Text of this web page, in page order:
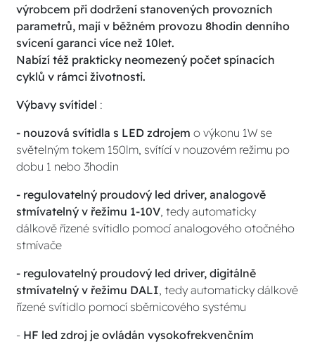
výrobcem při dodržení stanovených provozních
parametrů, mají v běžném provozu 8hodin denního
svícení garanci více než 10let.
Nabízí též prakticky neomezený počet spínacích
cyklů v rámci životnosti.
Výbavy svítidel :
- nouzová svítidla s LED zdrojem o výkonu 1W se
světelným tokem 150lm, svítící v nouzovém režimu po
dobu 1 nebo 3hodin
- regulovatelný proudový led driver, analogově
stmívatelný v řežimu 1-10V, tedy automaticky
dálkově řízené svítidlo pomocí analogového otočného
stmívače
- regulovatelný proudový led driver, digitálně
stmívatelný v řežimu DALI, tedy automaticky dálkově
řízené svítidlo pomocí sběrnicového systému
- HF led zdroj je ovládán vysokofrekvenčním